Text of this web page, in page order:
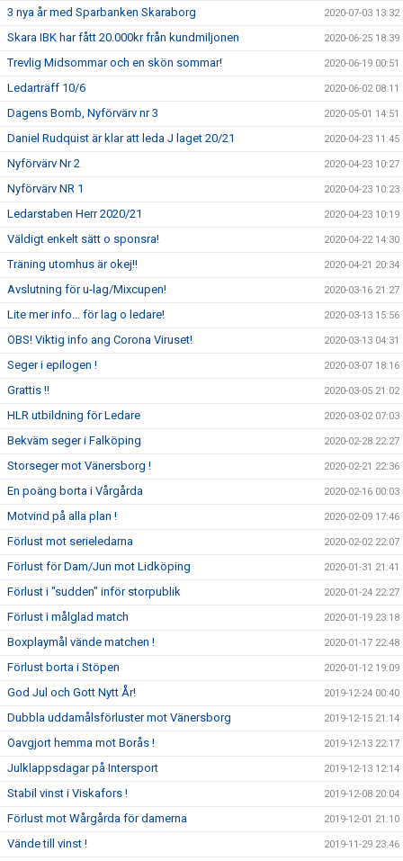
3 nya år med Sparbanken Skaraborg 2020-07-03 13:32
Skara IBK har fått 20.000kr från kundmiljonen 2020-06-25 18:39
Trevlig Midsommar och en skön sommar! 2020-06-19 00:51
Ledarträff 10/6 2020-06-02 08:11
Dagens Bomb, Nyförvärv nr 3 2020-05-01 14:51
Daniel Rudquist är klar att leda J laget 20/21 2020-04-23 11:45
Nyförvärv Nr 2 2020-04-23 10:27
Nyförvärv NR 1 2020-04-23 10:23
Ledarstaben Herr 2020/21 2020-04-23 10:19
Väldigt enkelt sätt o sponsra! 2020-04-22 14:30
Träning utomhus är okej!! 2020-04-21 20:34
Avslutning för u-lag/Mixcupen! 2020-03-16 21:27
Lite mer info... för lag o ledare! 2020-03-13 15:56
OBS! Viktig info ang Corona Viruset! 2020-03-13 04:31
Seger i epilogen ! 2020-03-07 18:16
Grattis !! 2020-03-05 21:02
HLR utbildning för Ledare 2020-03-02 07:03
Bekväm seger i Falköping 2020-02-28 22:27
Storseger mot Vänersborg ! 2020-02-21 22:36
En poäng borta i Vårgårda 2020-02-16 00:03
Motvind på alla plan ! 2020-02-09 17:46
Förlust mot serieledarna 2020-02-02 22:07
Förlust för Dam/Jun mot Lidköping 2020-01-31 21:41
Förlust i "sudden" inför storpublik 2020-01-24 22:27
Förlust i målglad match 2020-01-19 23:18
Boxplaymål vände matchen ! 2020-01-17 22:48
Förlust borta i Stöpen 2020-01-12 19:09
God Jul och Gott Nytt År! 2019-12-24 00:40
Dubbla uddamålsförluster mot Vänersborg 2019-12-15 21:14
Oavgjort hemma mot Borås ! 2019-12-13 22:17
Julklappsdagar på Intersport 2019-12-13 12:14
Stabil vinst i Viskafors ! 2019-12-08 20:04
Förlust mot Wårgårda för damerna 2019-12-01 21:10
Vände till vinst ! 2019-11-29 23:46